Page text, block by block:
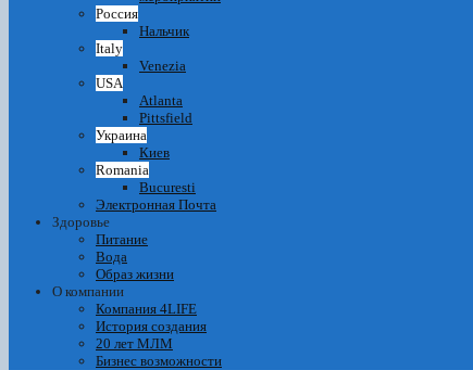
Россия
Нальчик
Italy
Venezia
USA
Atlanta
Pittsfield
Украина
Киев
Romania
Bucuresti
Электронная Почта
Здоровье
Питание
Вода
Образ жизни
О компании
Компания 4LIFE
История создания
20 лет МЛМ
Бизнес возможности